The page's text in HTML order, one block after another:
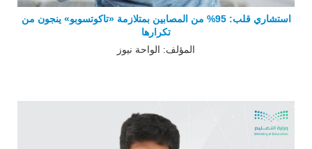
استشاري قلب: 95% من المصابين بمتلازمة «تاكوتسوبو» ينجون من
تكرارها
المؤلف: الواحة نيوز